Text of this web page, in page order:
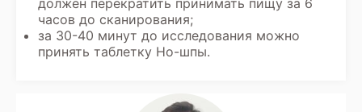
часов до сканирования;
за 30-40 минут до исследования можно
принять таблетку Но-шпы.